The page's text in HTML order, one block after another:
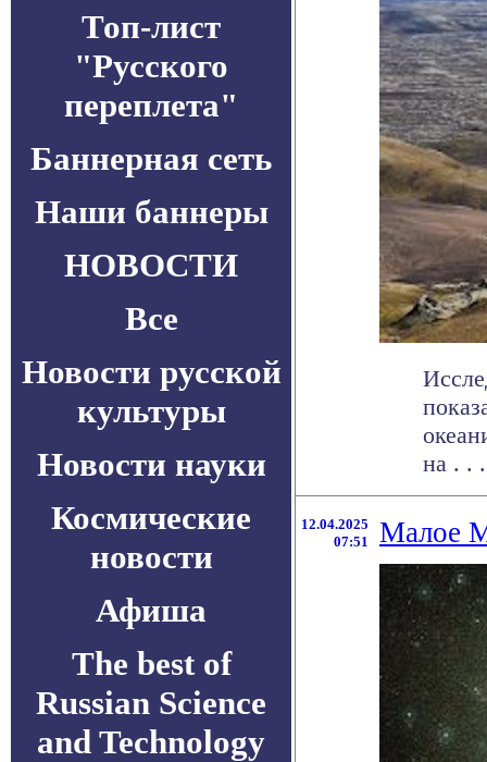
Топ-лист
"Русского
переплета"
Баннерная сеть
Наши баннеры
НОВОСТИ
Все
Новости русской
культуры
Новости науки
Космические
новости
Афиша
The best of
Russian Science
and Technology
на . . .
12.04.2025
07:51
Малое